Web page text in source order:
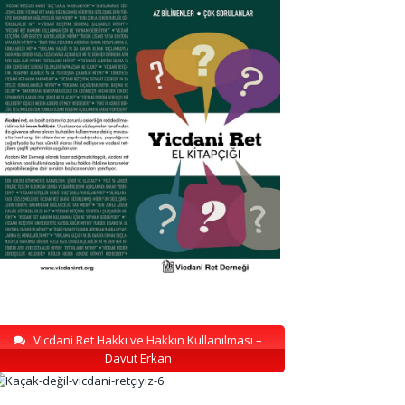
Vicdani Ret Hakkı ve Hakkın Kullanılması –
Davut Erkan